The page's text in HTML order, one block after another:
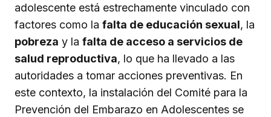
adolescente está estrechamente vinculado con
factores como la falta de educación sexual, la
pobreza y la falta de acceso a servicios de
salud reproductiva, lo que ha llevado a las
autoridades a tomar acciones preventivas. En
este contexto, la instalación del Comité para la
Prevención del Embarazo en Adolescentes se